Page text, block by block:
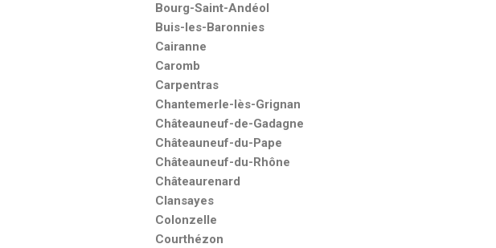
Bourg-Saint-Andéol
Buis-les-Baronnies
Cairanne
Caromb
Carpentras
Chantemerle-lès-Grignan
Châteauneuf-de-Gadagne
Châteauneuf-du-Pape
Châteauneuf-du-Rhône
Châteaurenard
Clansayes
Colonzelle
Courthézon